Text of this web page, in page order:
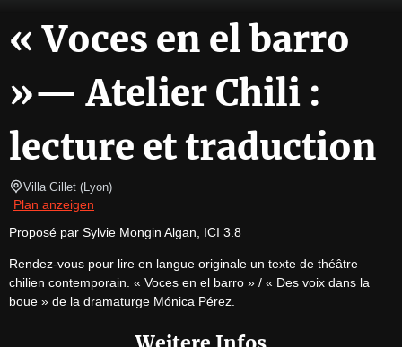
« Voces en el barro
»— Atelier Chili :
lecture et traduction
Villa Gillet (Lyon)
Plan anzeigen
Proposé par Sylvie Mongin Algan, ICI 3.8
Rendez-vous pour lire en langue originale un texte de théâtre
chilien contemporain. « Voces en el barro » / « Des voix dans la
boue » de la dramaturge Mónica Pérez.